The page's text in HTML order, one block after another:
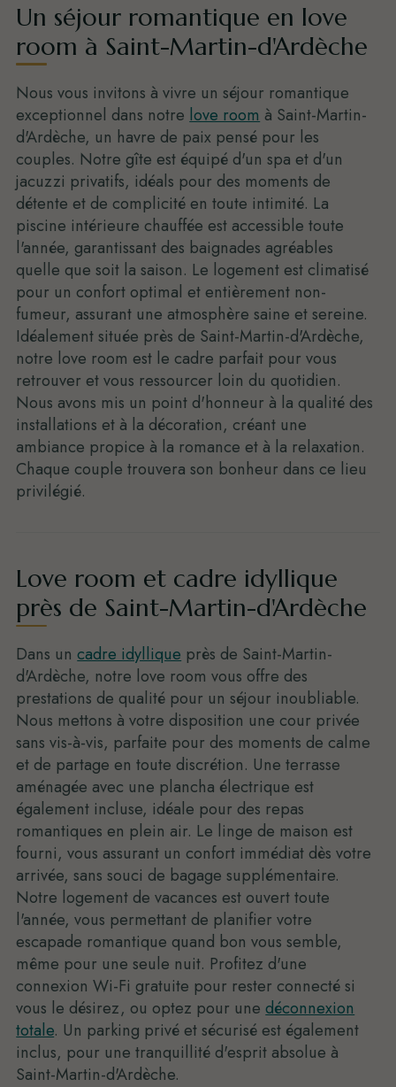
Un séjour romantique en love
room à Saint-Martin-d'Ardèche
Nous vous invitons à vivre un séjour romantique
exceptionnel dans notre love room à Saint-Martin-
d'Ardèche, un havre de paix pensé pour les
couples. Notre gîte est équipé d'un spa et d'un
jacuzzi privatifs, idéals pour des moments de
détente et de complicité en toute intimité. La
piscine intérieure chauffée est accessible toute
l'année, garantissant des baignades agréables
quelle que soit la saison. Le logement est climatisé
pour un confort optimal et entièrement non-
fumeur, assurant une atmosphère saine et sereine.
Idéalement située près de Saint-Martin-d'Ardèche,
notre love room est le cadre parfait pour vous
retrouver et vous ressourcer loin du quotidien.
Nous avons mis un point d'honneur à la qualité des
installations et à la décoration, créant une
ambiance propice à la romance et à la relaxation.
Chaque couple trouvera son bonheur dans ce lieu
privilégié.
Love room et cadre idyllique
près de Saint-Martin-d'Ardèche
Dans uncadre idyllique près de Saint-Martin-
d'Ardèche, notre love room vous offre des
prestations de qualité pour un séjour inoubliable.
Nous mettons à votre disposition une cour privée
sans vis-à-vis, parfaite pour des moments de calme
et de partage en toute discrétion. Une terrasse
aménagée avec une plancha électrique est
également incluse, idéale pour des repas
romantiques en plein air. Le linge de maison est
fourni, vous assurant un confort immédiat dès votre
arrivée, sans souci de bagage supplémentaire.
Notre logement de vacances est ouvert toute
l'année, vous permettant de planifier votre
escapade romantique quand bon vous semble,
même pour une seule nuit. Profitez d'une
connexion Wi-Fi gratuite pour rester connecté si
vous le désirez, ou optez pour unedéconnexion
totale. Un parking privé et sécurisé est également
inclus, pour une tranquillité d'esprit absolue à
Saint-Martin-d'Ardèche.